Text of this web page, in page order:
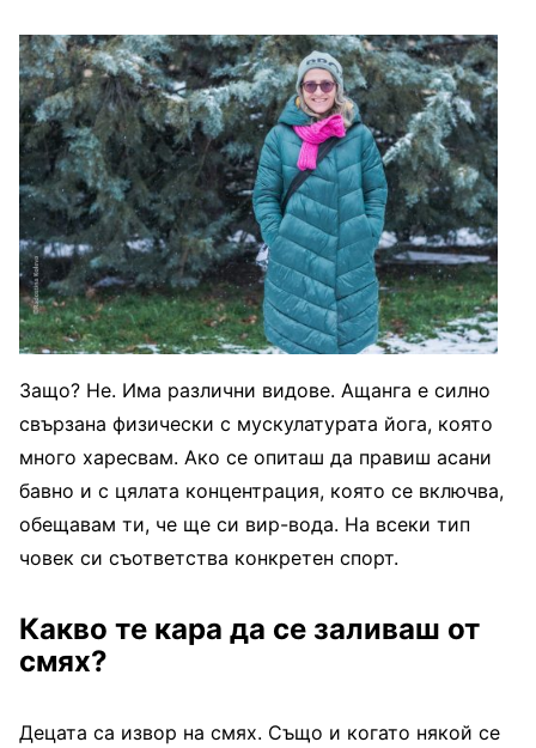
Защо? Не. Има различни видове. Ащанга е силно
свързана физически с мускулатурата йога, която
много харесвам. Ако се опиташ да правиш асани
бавно и с цялата концентрация, която се включва,
обещавам ти, че ще си вир-вода. На всеки тип
човек си съответства конкретен спорт.
Какво те кара да се заливаш от
смях?
Децата са извор на смях. Също и когато някой се